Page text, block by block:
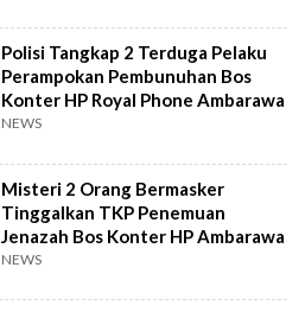
Polisi Tangkap 2 Terduga Pelaku
Perampokan Pembunuhan Bos
Konter HP Royal Phone Ambarawa
NEWS
Misteri 2 Orang Bermasker
Tinggalkan TKP Penemuan
Jenazah Bos Konter HP Ambarawa
NEWS